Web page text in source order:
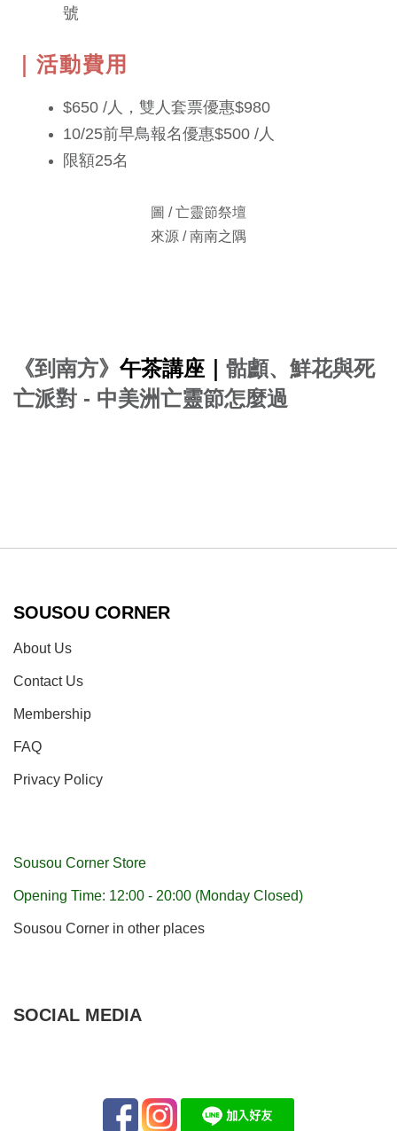
號
｜活動費用
$650 /人， 雙人套票優惠$980
10/25前早鳥報名優惠$500 /人
限額25名
圖 / 亡靈節祭壇
來源 / 南南之隅
《到南方》 午茶講座｜ 骷顱、鮮花與死
亡派對 - 中美洲亡靈節怎麼過
SOUSOU CORNER
About Us
Contact Us
Membership
FAQ
Privacy Policy
Sousou Corner Store
Opening Time: 12:00 - 20:00 (Monday Closed)
Sousou Corner in other places
SOCIAL MEDIA